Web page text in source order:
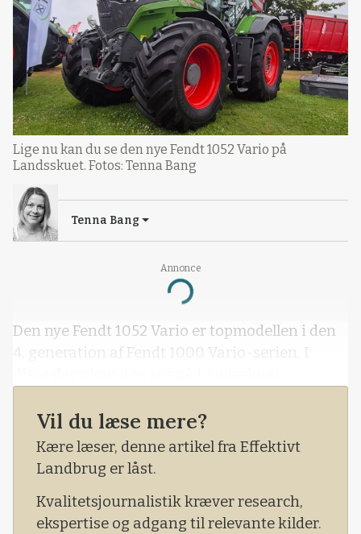
Annonce
Loading...
Lige nu kan du se den nye Fendt 1052 Vario på
Landsskuet. Fotos: Tenna Bang
Tenna Bang
Den nye Fendt 1052 Vario er topmodellen i den
4. generation af Fendt 1000 Vario-serien. I
Vil du læse mere?
Kære læser, denne artikel fra Effektivt
Landbrug er låst.
Kvalitetsjournalistik kræver research,
ekspertise og adgang til relevante kilder.